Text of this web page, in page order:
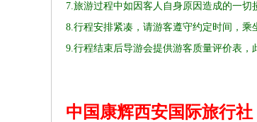
7.旅游过程中如因客人自身原因造成的一切
8.行程安排紧凑，请游客遵守约定时间，乘
9.行程结束后导游会提供游客质量评价表，
中国康辉西安国际旅行社